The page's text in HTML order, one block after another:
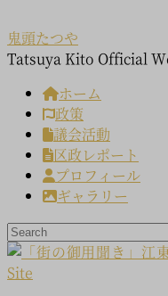
ン
テ
ビ
ゲ
鬼頭たつや
Tatsuya Kito Official
ホーム
政策
議会活動
区政レポート
プロフィール
ギャラリー